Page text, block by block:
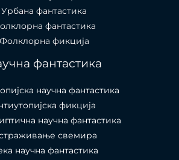
Урбана фантастика
фантастика
Фолклорна фикција
фантастика
научна фантастика
фикција
научна фантастика
свемира
научна фантастика